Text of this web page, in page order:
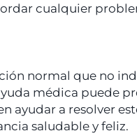
cualquier
normal que no
médica puede
ayudar a resolver
saludable y feliz.